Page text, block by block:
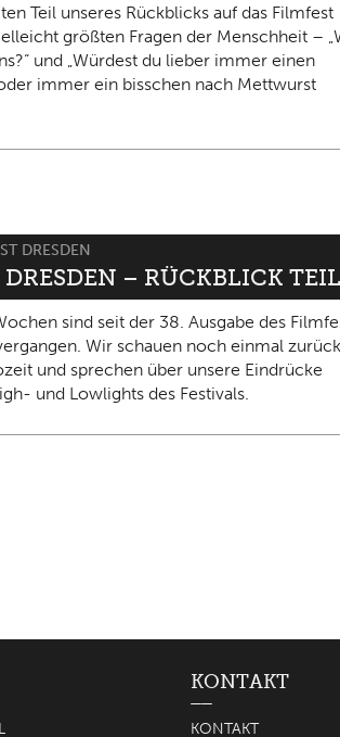
Teil unseres Rückblicks auf das Filmfest
größten Fragen der Menschheit –
und „Würdest du lieber immer einen
immer ein bisschen nach Mettwurst
DRESDEN
DRESDEN – RÜCKBLICK
sind seit der 38. Ausgabe des
Wir schauen noch einmal
und sprechen über unsere Eindrücke
und Lowlights des Festivals.
KONTAKT
KONTAKT